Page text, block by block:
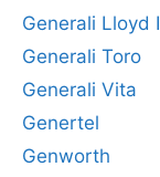
Generali Lloyd
Generali Toro
Generali Vita
Genertel
Genworth